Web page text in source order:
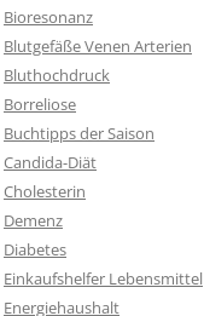
Bioresonanz
Blutgefäße Venen Arterien
Bluthochdruck
Borreliose
Buchtipps der Saison
Candida-Diät
Cholesterin
Demenz
Diabetes
Einkaufshelfer Lebensmittel
Energiehaushalt